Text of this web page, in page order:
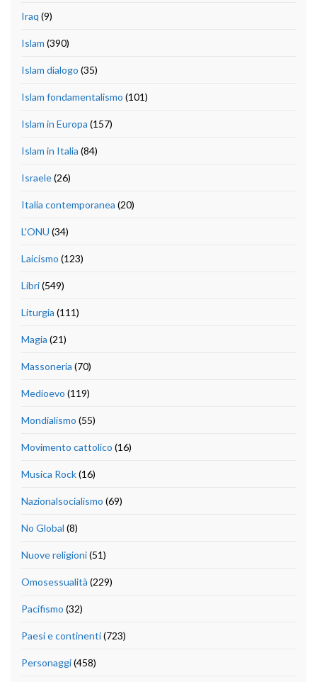
Iraq (9)
Islam (390)
Islam dialogo (35)
Islam fondamentalismo (101)
Islam in Europa (157)
Islam in Italia (84)
Israele(26)
Italia contemporanea (20)
L'ONU (34)
Laicismo (123)
Libri(549)
Liturgia (111)
Magia (21)
Massoneria (70)
Medioevo (119)
Mondialismo (55)
Movimento cattolico (16)
Musica Rock(16)
Nazionalsocialismo (69)
No Global (8)
Nuove religioni(51)
Omosessualità (229)
Pacifismo (32)
Paesi e continenti(723)
Personaggi(458)